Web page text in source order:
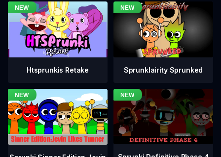
Htsprunkis Retake Sprunklairity Sprunked